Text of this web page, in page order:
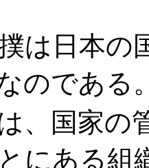
は日本の
のである
、国家の
にある組